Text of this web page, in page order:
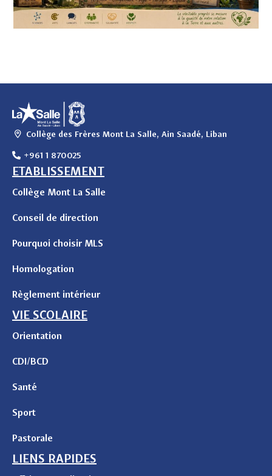
Collège des Frères Mont La Salle, Ain Saadé, Liban
+961 1 870025
ETABLISSEMENT
Collège Mont La Salle
Conseil de direction
Pourquoi choisir MLS
Homologation
Règlement intérieur
VIE SCOLAIRE
Orientation
CDI/BCD
Santé
Sport
Pastorale
LIENS RAPIDES